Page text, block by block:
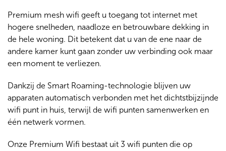
Premium mesh wifi geeft u toegang tot internet met
hogere snelheden, naadloze en betrouwbare dekking in
de hele woning. Dit betekent dat u van de ene naar de
andere kamer kunt gaan zonder uw verbinding ook maar
een moment te verliezen.
Dankzij de Smart Roaming-technologie blijven uw
apparaten automatisch verbonden met het dichtstbijzijnde
wifi punt in huis, terwijl de wifi punten samenwerken en
één netwerk vormen.
Onze Premium Wifi bestaat uit 3 wifi punten die op